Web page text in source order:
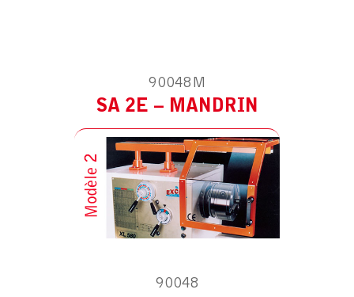
Fraiseuse
90048M
SA 2E – MANDRIN
90048
MODÈLE :
POUR TOUR
AVEC RUPTEUR DE SÉCURITÉ